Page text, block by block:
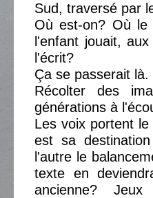
Sud, traversé par
Où est-on? Où
l'enfant jouait,
l'écrit?
Ça se passerait là.
Récolter des
générations à
Les voix portent
est sa
l'autre le
texte en
ancienne?